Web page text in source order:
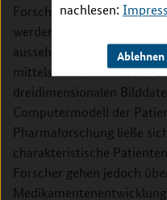
nachlesen:
Ablehnen
Forschungswerkzeug für
werden“, sagt Preusser.
aussehen: Die Leber
mittels MRT individuell
dreidimensionalen
Computermodell der
Pharmaforschung ließe
charakteristische
Forscher gehen jedoch